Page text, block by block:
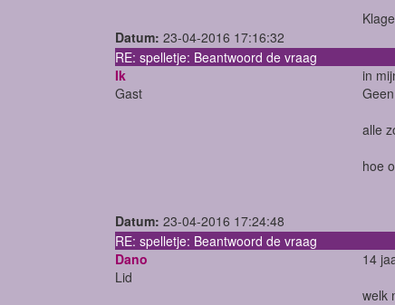
Datum: 23-04-2016 17:16:32
RE: spelletje: Beantwoord de vraag
Ik
Gast
in
alle
hoe
Datum: 23-04-2016 17:24:48
RE: spelletje: Beantwoord de vraag
Dano
Lid
14
welk